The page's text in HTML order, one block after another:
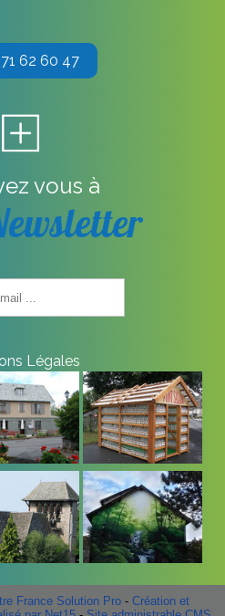
62 60 47
vous à
adresse
(obligatoire)
Légales
France Solution Pro- Création et